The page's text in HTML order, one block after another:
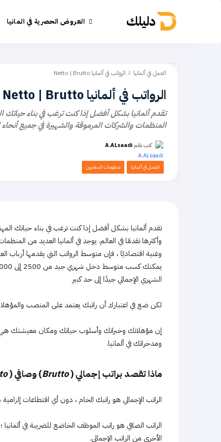
دليلك العروض الحصرية في المانيا
العمل في ألمانيا الرواتب في ألمانيا Netto | Brutto
الرواتب في ألمانيا Netto | Brutto
تقدم ألمانيا بشكل أفضل إذا كنت ترغب في بناء حياتك
المنظمات والشركات المرموقة والشهيرة في جميع
كتب بقلم A.ALsaadi
العمل في ألمانيا معلومات المغتربين
تقدم ألمانيا بشكل أفضل إذا كنت ترغب في بناء حياتك
وأكثرها تقدمًا في العالم. يوجد في ألمانيا العديد من
وغنية اقتصاديًا ، فإن متوسط ​​الرواتب التي يقدمها أرباب
الشهري الإجمالي جيدًا إلى حد كبير
لكن ضع في اعتبارك أن راتبك يعتمد على المنصب
إن مؤهلاتك وخبراتك وأسلوب حياتك ومكان معيشتك
ومدخراتك في ألمانيا.
ماذا تقصد براتب إجمالي (Brutto) وصافي (
الراتب الإجمالي هو راتبك الخام ، دون أي اقتطاعات
الراتب الصافي هو راتب الموظف الخاضع للضريبة في
الأخرى من الراتب الإجمالي.